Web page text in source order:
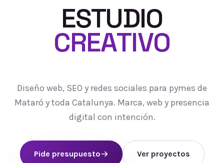
ESTUDIO
CREATIVO
Diseño web, SEO y redes sociales para pymes de
Mataró y toda Catalunya. Marca, web y presencia
digital con intención.
Pide presupuesto Ver proyectos